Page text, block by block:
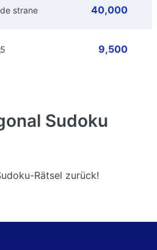
strane 40,000
9,500
Sudoku
Rätsel zurück!